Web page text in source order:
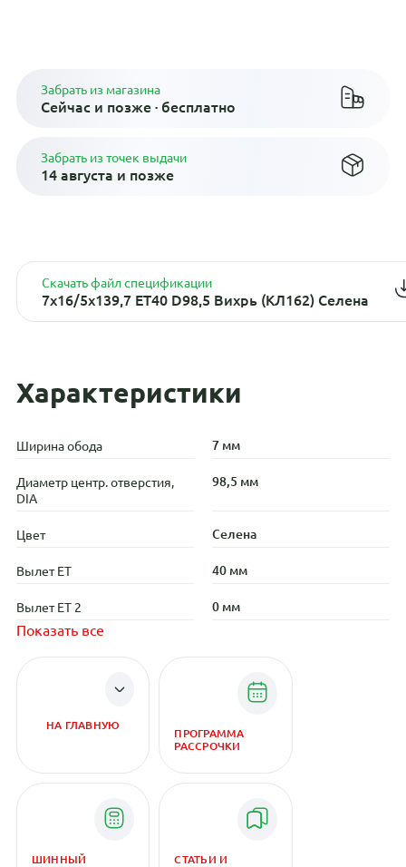
Забрать из магазина
Сейчас и позже · бесплатно
Забрать из точек выдачи
14 августа и позже
Скачать файл спецификации
7x16/5x139,7 ET40 D98,5 Вихрь (КЛ162) Селена
Характеристики
Ширина обода 7 мм
Диаметр центр. отверстия,
DIA
98,5 мм
Цвет Селена
Вылет ET 40 мм
Вылет ET 2 0 мм
Показать все
НА ГЛАВНУЮ
ПРОГРАММА
РАССРОЧКИ
ШИННЫЙ
СТАТЬИ И